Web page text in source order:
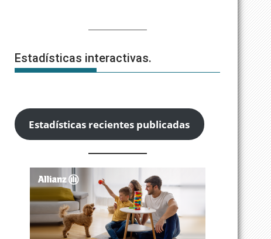
Estadísticas interactivas.
Estadísticas recientes publicadas